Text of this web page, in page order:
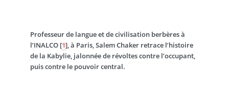
Professeur de langue et de civilisation berbères à
l’INALCO[1], à Paris, Salem Chaker retrace l’histoire
de la Kabylie, jalonnée de révoltes contre l’occupant,
puis contre le pouvoir central.